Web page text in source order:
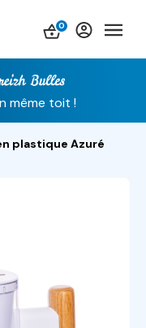
0
même toit !
plastique Azuré